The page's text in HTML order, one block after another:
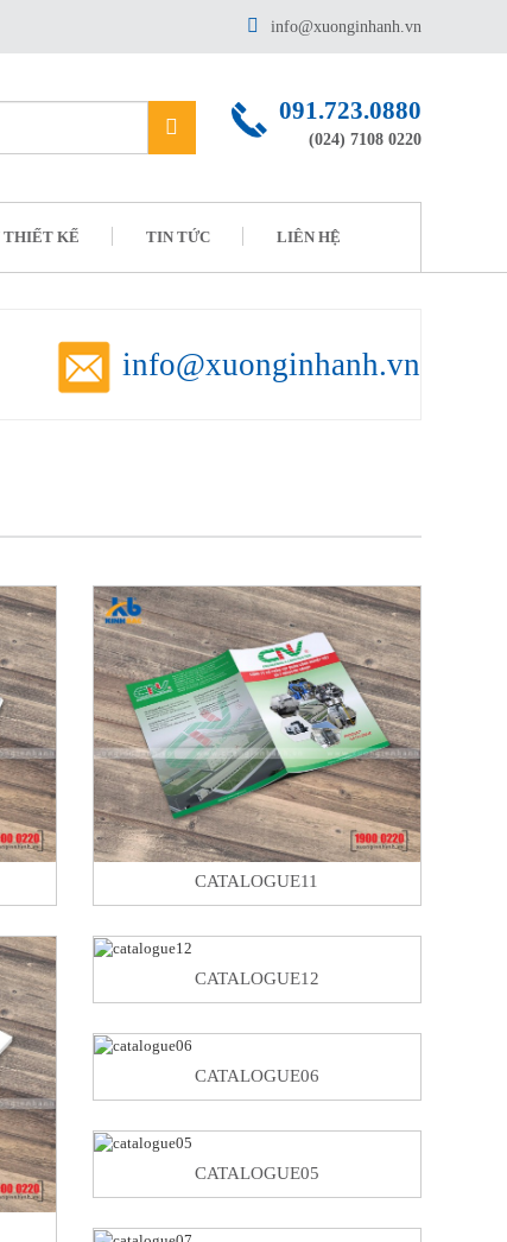
info@xuonginhanh.vn
091.723.0880
(024) 7108 0220
THIẾT KẾ TIN TỨC LIÊN HỆ
info@xuonginhanh.vn
CATALOGUE11
CATALOGUE12
CATALOGUE06
CATALOGUE05